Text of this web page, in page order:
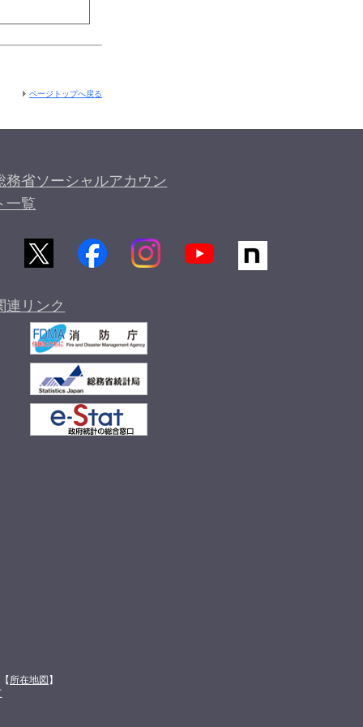
ページトップへ戻る
務省ソーシャルアカウン
一覧
連リンク
所在地図 】